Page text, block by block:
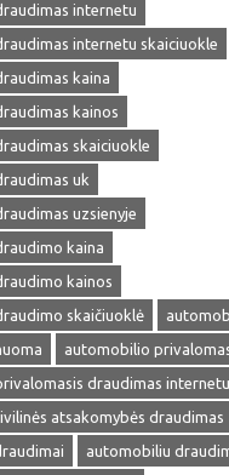
internetu
internetu skaiciuokle
kaina
kainos
skaiciuokle
uk
uzsienyje
kaina
kainos
skaičiuoklė
automobilio
draudimas internetu
atsakomybės draudimas
automobiliu